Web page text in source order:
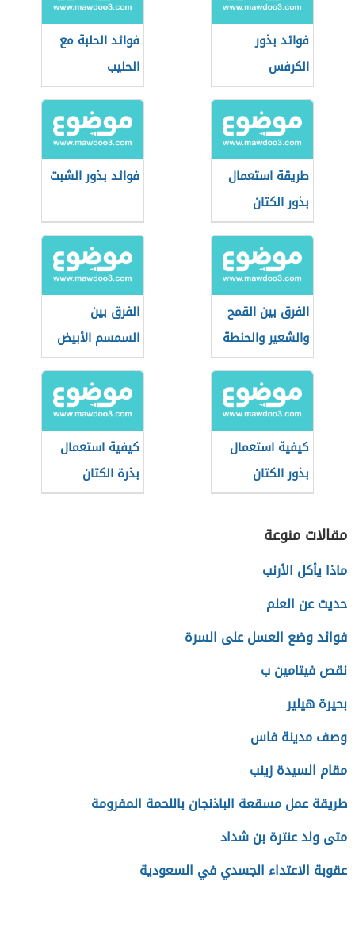
فوائد بذور
الكرفس
فوائد الحلبة مع
الحليب
طريقة استعمال
بذور الكتان
فوائد بذور الشبت
الفرق بين القمح
والشعير والحنطة
الفرق بين
السمسم الأبيض
والأسود
كيفية استعمال
بذور الكتان
لإنقاص الوزن
كيفية استعمال
بذرة الكتان
لإنقاص الوزن
مقالات منوعة
ماذا يأكل الأرنب
حديث عن العلم
فوائد وضع العسل على السرة
نقص فيتامين ب
بحيرة هيلير
وصف مدينة فاس
مقام السيدة زينب
طريقة عمل مسقعة الباذنجان باللحمة المفرومة
متى ولد عنترة بن شداد
عقوبة الاعتداء الجسدي في السعودية